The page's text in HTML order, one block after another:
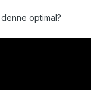
optimal?